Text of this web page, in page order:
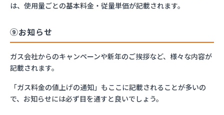
は、使用量ごとの基本料金・従量単価が記載されます。
⑨お知らせ
ガス会社からのキャンペーンや新年のご挨拶など、様々な内容が
記載されます。
「ガス料金の値上げの通知」もここに記載されることが多いの
で、お知らせには必ず目を通すと良いでしょう。